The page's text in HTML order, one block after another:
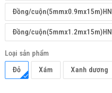
Đồng/cuộn(5mmx0.9mx15m)HN
Đồng/cuộn(5mmx1.2mx15m)HN
Loại sản phẩm
Đỏ
Xám Xanh dương